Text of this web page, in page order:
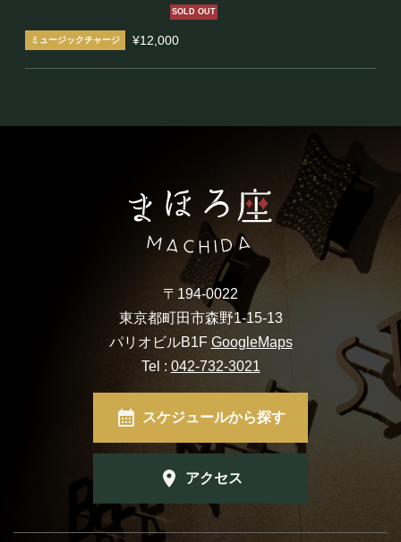
SOLD OUT
¥12,000
〒194-0022
東京都町田市森野1-15-13
パリオビルB1F GoogleMaps
Tel : 042-732-3021
スケジュールから探す
アクセス